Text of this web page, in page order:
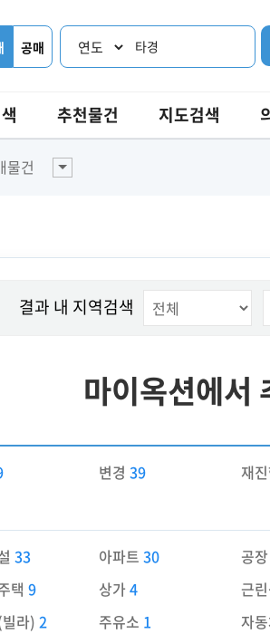
공매 타경
추천물건 지도검색
물건
결과 내 지역검색
마이옥션에서
변경39 재
33 아파트30 공
택 9 상가4 근
라) 2 주유소 1 자